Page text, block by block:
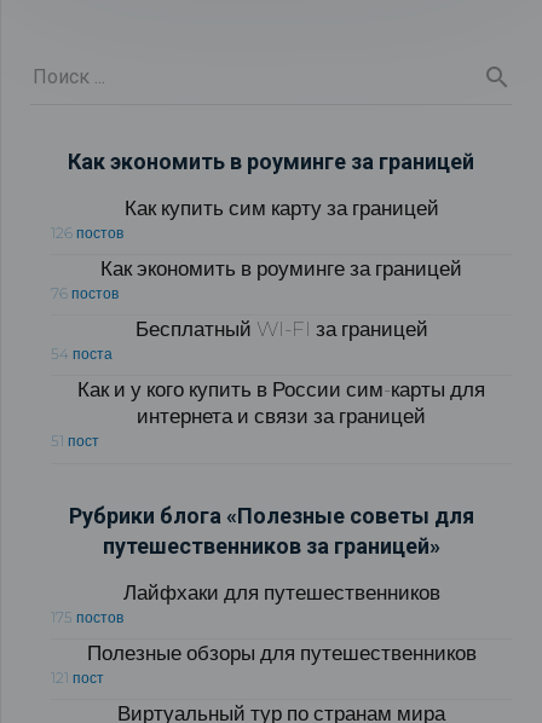
Как экономить в роуминге за границей
Как купить сим карту за границей
126 постов
Как экономить в роуминге за границей
76 постов
Бесплатный WI-FI за границей
54 поста
Как и у кого купить в России сим-карты для
интернета и связи за границей
51 пост
Рубрики блога «Полезные советы для
путешественников за границей»
Лайфхаки для путешественников
175 постов
Полезные обзоры для путешественников
121 пост
Виртуальный тур по странам мира